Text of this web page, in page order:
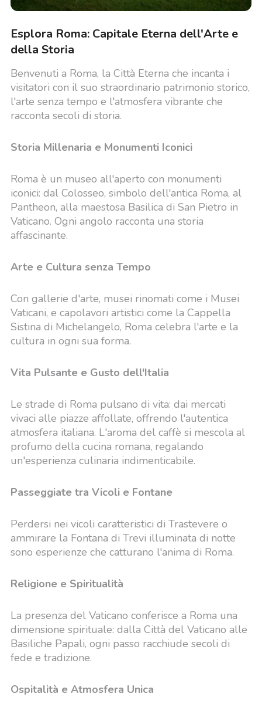
Esplora Roma: Capitale Eterna dell'Arte e
della Storia
Benvenuti a Roma, la Città Eterna che incanta i
visitatori con il suo straordinario patrimonio storico,
l'arte senza tempo e l'atmosfera vibrante che
racconta secoli di storia.
Storia Millenaria e Monumenti Iconici
Roma è un museo all'aperto con monumenti
iconici: dal Colosseo, simbolo dell'antica Roma, al
Pantheon, alla maestosa Basilica di San Pietro in
Vaticano. Ogni angolo racconta una storia
affascinante.
Arte e Cultura senza Tempo
Con gallerie d'arte, musei rinomati come i Musei
Vaticani, e capolavori artistici come la Cappella
Sistina di Michelangelo, Roma celebra l'arte e la
cultura in ogni sua forma.
Vita Pulsante e Gusto dell'Italia
Le strade di Roma pulsano di vita: dai mercati
vivaci alle piazze affollate, offrendo l'autentica
atmosfera italiana. L'aroma del caffè si mescola al
profumo della cucina romana, regalando
un'esperienza culinaria indimenticabile.
Passeggiate tra Vicoli e Fontane
Perdersi nei vicoli caratteristici di Trastevere o
ammirare la Fontana di Trevi illuminata di notte
sono esperienze che catturano l'anima di Roma.
Religione e Spiritualità
La presenza del Vaticano conferisce a Roma una
dimensione spirituale: dalla Città del Vaticano alle
Basiliche Papali, ogni passo racchiude secoli di
fede e tradizione.
Ospitalità e Atmosfera Unica